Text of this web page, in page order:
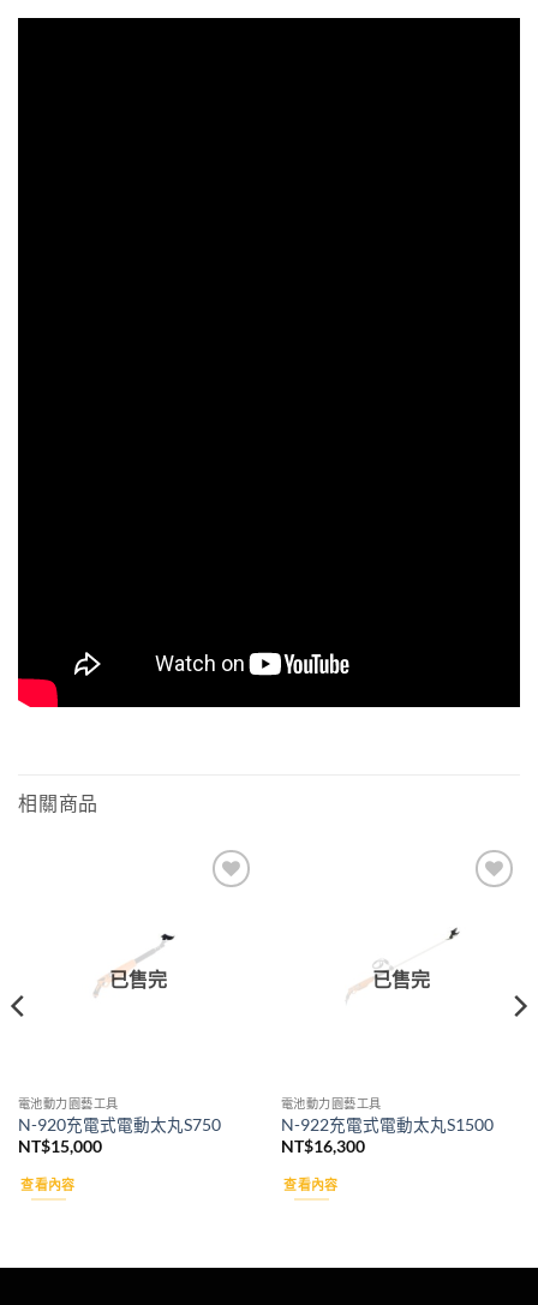
相關商品
已售完
電池動力園藝工具
N-920充電式電動太丸S750
NT$15,000
查看內容
已售完
電池動力園藝工具
N-922充電式電動太丸S1500
NT$16,300
查看內容